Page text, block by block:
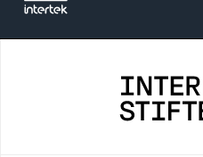
Internetstiftelsen
bidrar positivt till